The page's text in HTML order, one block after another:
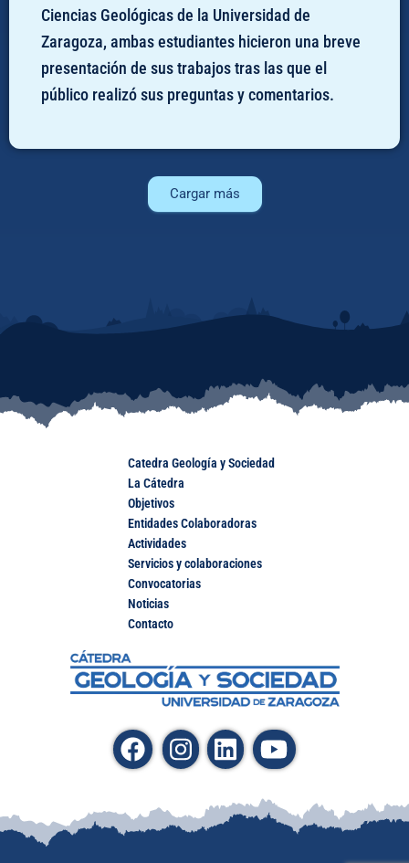
Ciencias Geológicas de la Universidad de
Zaragoza, ambas estudiantes hicieron una breve
presentación de sus trabajos tras las que el
público realizó sus preguntas y comentarios.
Cargar más
Catedra Geología y Sociedad
La Cátedra
Objetivos
Entidades Colaboradoras
Actividades
Servicios y colaboraciones
Convocatorias
Noticias
Contacto